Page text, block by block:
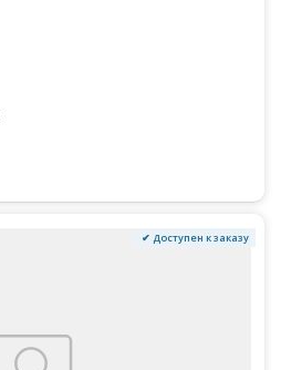
✔ Доступен к заказу